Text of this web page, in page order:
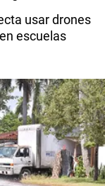
usar drones
escuelas